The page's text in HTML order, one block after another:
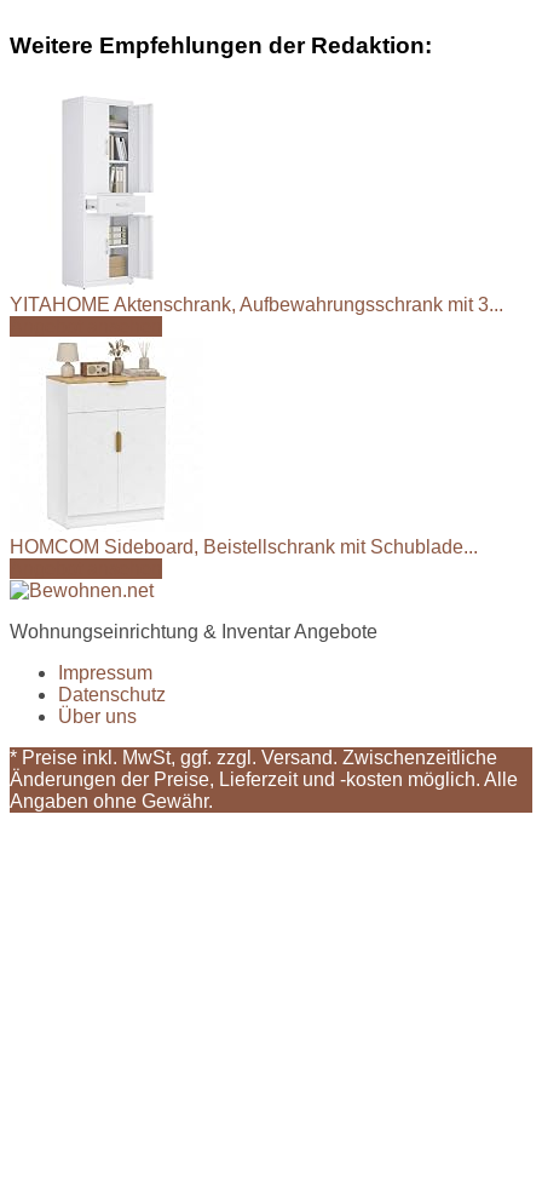
Weitere Empfehlungen der Redaktion:
YITAHOME Aktenschrank, Aufbewahrungsschrank mit 3...
HOMCOM Sideboard, Beistellschrank mit Schublade...
Wohnungseinrichtung & Inventar Angebote
Impressum
Datenschutz
Über uns
* Preise inkl. MwSt, ggf. zzgl. Versand. Zwischenzeitliche
Änderungen der Preise, Lieferzeit und -kosten möglich. Alle
Angaben ohne Gewähr.